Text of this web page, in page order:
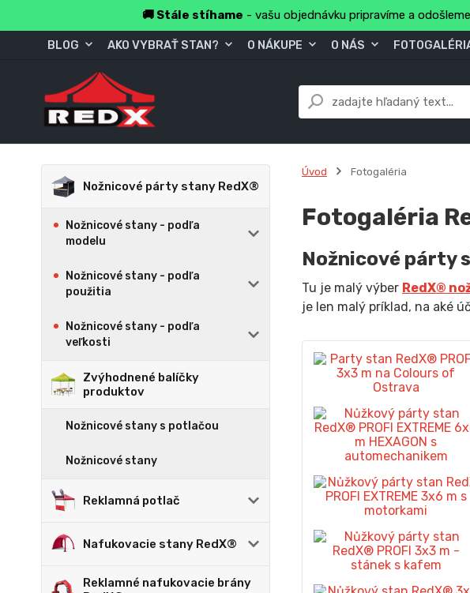
🚚 Stále stíhame - vašu objednávku pripravíme a
BLOG AKO VYBRAŤ STAN? O NÁKUPE O NÁS
Nožnicové párty stany RedX®
Nožnicové stany - podľa
modelu
Nožnicové stany - podľa
použitia
Nožnicové stany - podľa
veľkosti
Zvýhodnené balíčky
produktov
Nožnicové stany s potlačou
Nožnicové stany
Reklamná potlač
Nafukovacie stany RedX®
Reklamné nafukovacie brány
Úvod Fotogaléria
Fotogaléria
Nožnicové párty
Tu je malý výber RedX®
je len malý príklad, na aké